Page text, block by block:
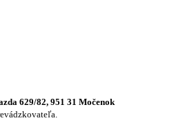
629/82, 951 31 Močenok